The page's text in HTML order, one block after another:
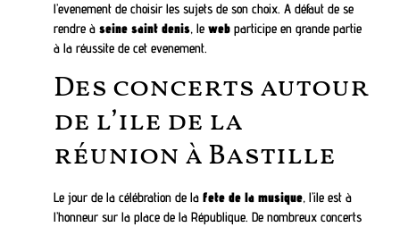
l’evenement de choisir les sujets de son choix. A défaut de se
rendre à seine saint denis, le web participe en grande partie
à la réussite de cet evenement.
Des concerts autour
de l’ile de la
réunion à Bastille
Le jour de la célébration de la fete de la musique, l’ile est à
l’honneur sur la place de la République. De nombreux concerts